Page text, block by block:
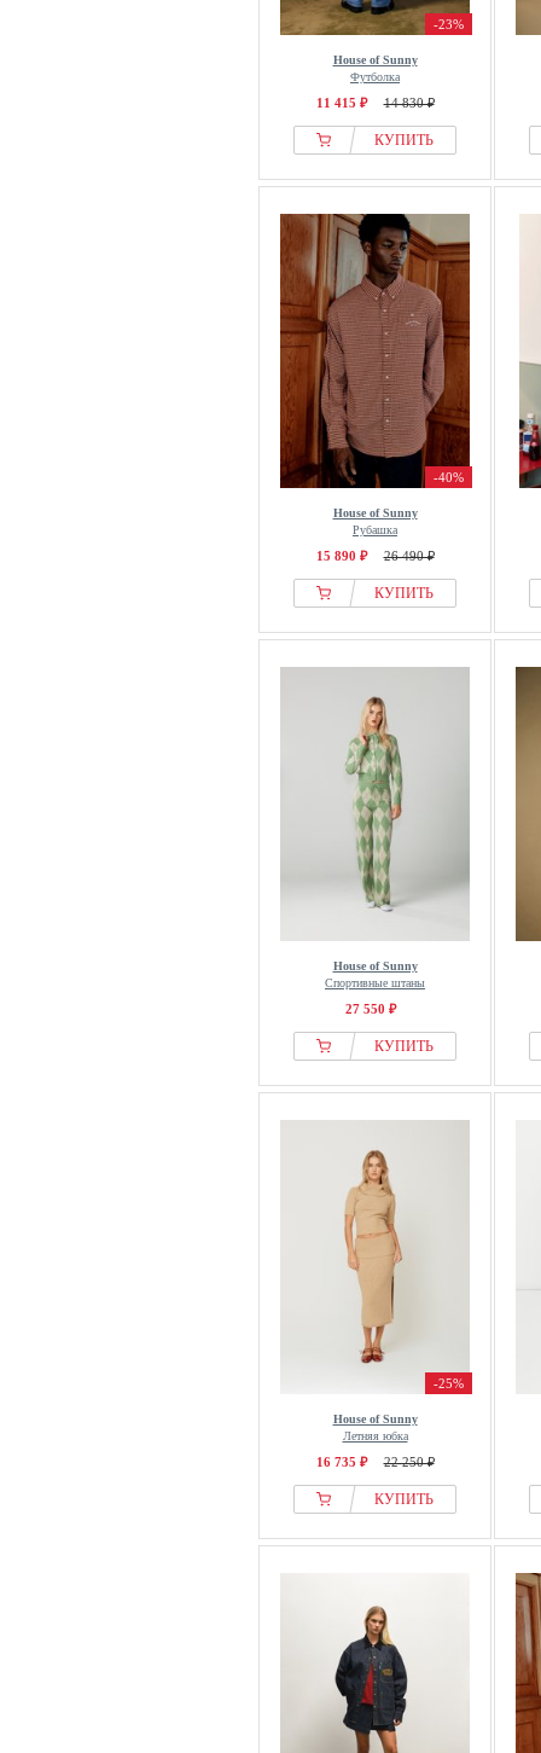
-23%
House of Sunny
Футболка
11 415 ₽ 14 830 ₽
КУПИТЬ
-40%
House of Sunny
Рубашка
15 890 ₽ 26 490 ₽
КУПИТЬ
House of Sunny
Спортивные штаны
27 550 ₽
КУПИТЬ
-25%
House of Sunny
Летняя юбка
16 735 ₽ 22 250 ₽
КУПИТЬ